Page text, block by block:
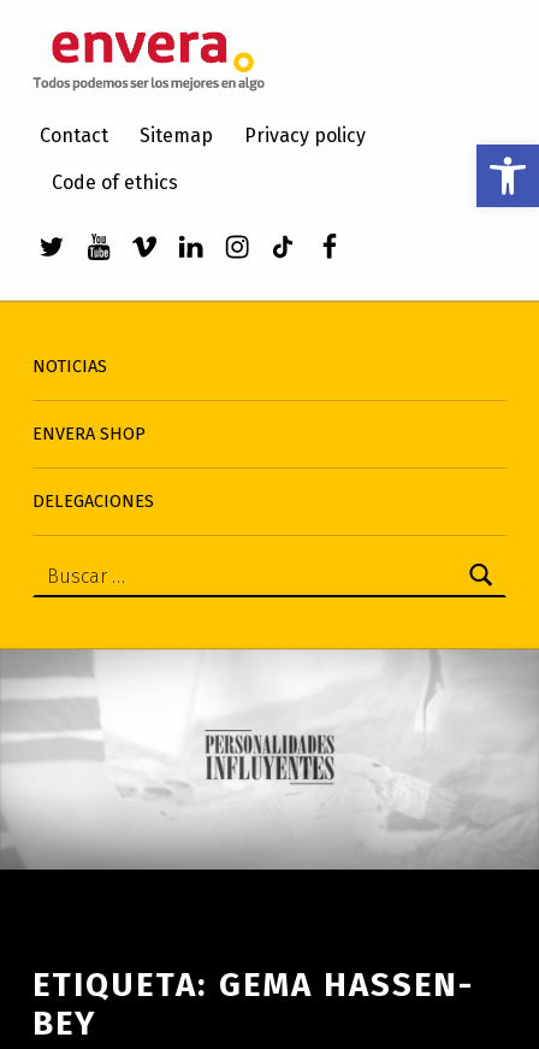
Abrir barra de herramientas
ATENCIÓN A PERSONAS CON DISCAPACIDAD INTELECTUAL
Contact Sitemap Privacy policy
Code of ethics
NOTICIAS
ENVERA SHOP
DELEGACIONES
ETIQUETA: GEMA HASSEN-
BEY